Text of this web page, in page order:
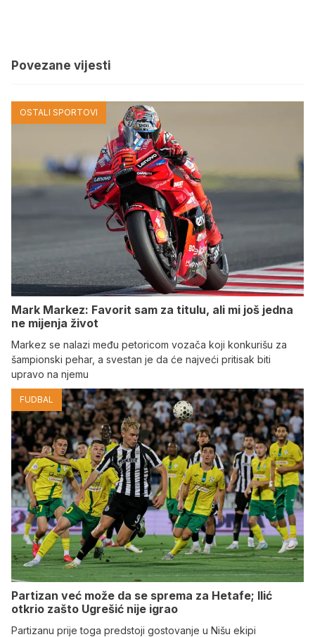
Povezane vijesti
OSTALI SPORTOVI
Mark Markez: Favorit sam za titulu, ali mi još jedna
ne mijenja život
Markez se nalazi među petoricom vozača koji konkurišu za
šampionski pehar, a svestan je da će najveći pritisak biti
upravo na njemu
FUDBAL
Partizan već može da se sprema za Hetafe; Ilić
otkrio zašto Ugrešić nije igrao
Partizanu prije toga predstoji gostovanje u Nišu ekipi